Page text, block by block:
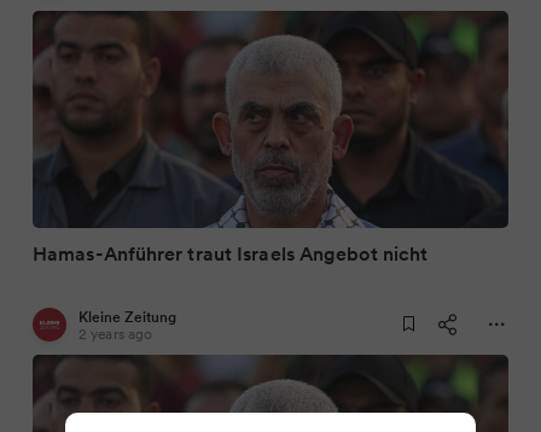
Hamas-Anführer traut Israels Angebot nicht
Kleine Zeitung
2 years ago